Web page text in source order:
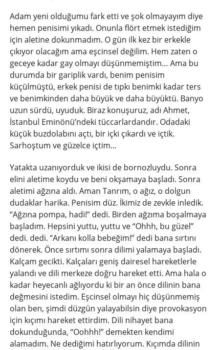
Adam yeni olduğumu fark etti ve şok olmayayım diye
hemen penisimi yıkadı. Onunla flört etmek istediğim
için aletine dokunmadım. O gün ilk kez bir erkekle
çıkıyor olacağım ama eşcinsel değilim. Hem zaten o
geceye kadar gay olmayı düşünmemiştim… Ama bu
durumda bir gariplik vardı, benim penisim
küçülmüştü, erkek penisi de tıpkı benimki kadar ters
ve benimkinden daha büyük ve daha büyüktü. Banyo
uzun sürdü, uyuduk. Biraz konuşuruz, adı Ahmet,
İstanbul Eminönü’ndeki tüccarlardandır. Odadaki
küçük buzdolabını açtı, bir içki çıkardı ve içtik.
Sarhoştum ve güzelce içtim…
Yatakta uzanıyorduk ve ikisi de bornozluydu. Sonra
elini aletime koydu ve beni okşamaya başladı. Sonra
aletimi ağzına aldı. Aman Tanrım, o ağız, o dolgun
dudaklar harika. Penisim düz. İkimiz de zevkle inledik.
“Ağzına pompa, hadi!” dedi. Birden ağzıma boşalmaya
başladım. Hepsini yuttu, yuttu ve “Ohhh, bu güzel”
dedi. dedi. “Arkanı kolla bebeğim!” dedi bana sırtını
dönerek. Önce sırtımı sonra dilimi yalamaya başladı.
Kalçam gecikti. Kalçaları geniş dairesel hareketlerle
yalandı ve dili merkeze doğru hareket etti. Ama hala o
kadar heyecanlı ağlıyordu ki bir an önce dilinin bana
değmesini istedim. Eşcinsel olmayı hiç düşünmemiş
olan ben, şimdi düzgün yalayabilsin diye provokasyon
için kıçımı hareket ettirdim. Dili nihayet bana
dokunduğunda, “Oohhh!” demekten kendimi
alamadım. Ne dediğimi hatırlıyorum. Kıçımda dilinin